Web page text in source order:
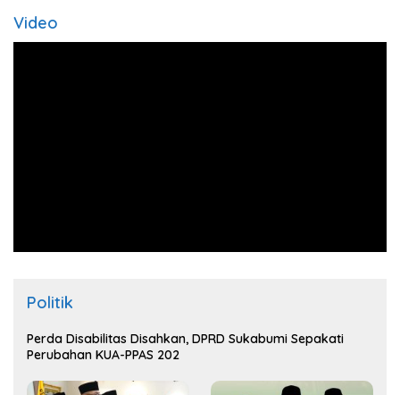
Video
Politik
Perda Disabilitas Disahkan, DPRD Sukabumi Sepakati
Perubahan KUA-PPAS 202